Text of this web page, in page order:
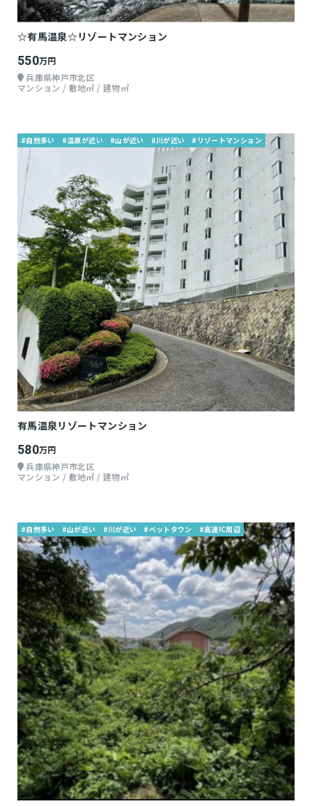
☆有馬温泉☆リゾートマンション
550万円
兵庫県神戸市北区
マンション / 敷地㎡ / 建物㎡
#自然多い #温泉が近い #山が近い #川が近い #リゾートマンション
有馬温泉リゾートマンション
580万円
兵庫県神戸市北区
マンション / 敷地㎡ / 建物㎡
#自然多い #山が近い #川が近い #ベットタウン #高速IC周辺